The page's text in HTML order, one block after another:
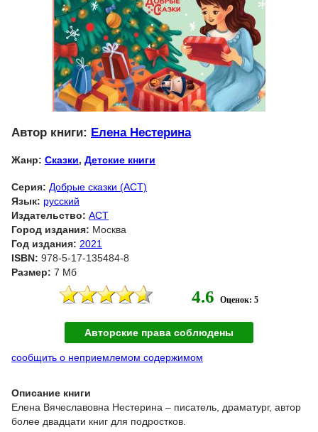
Автор книги: Елена Нестерина
Жанр: Сказки, Детские книги
Серия: Добрые сказки (АСТ)
Язык: русский
Издательство: АСТ
Город издания: Москва
Год издания: 2021
ISBN: 978-5-17-135484-8
Размер: 7 Мб
4.6 Оценок: 5
Авторские права соблюдены
сообщить о неприемлемом содержимом
Описание книги
Елена Вячеславовна Нестерина – писатель, драматург, автор
более двадцати книг для подростков.